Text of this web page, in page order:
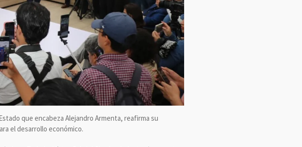
que encabeza Alejandro Armenta, reafirma su
el desarrollo económico.